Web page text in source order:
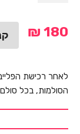
₪ 180
לאחר רכישת
הסולמות, בכל